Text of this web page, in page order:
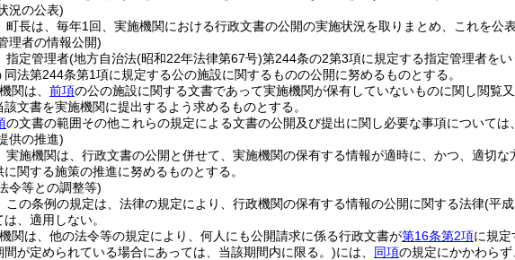
況の公表)
町長は、毎年1回、実施機関における行政文書の公開の実施状況を取りまとめ、これを公
理者の情報公開)
指定管理者(地方自治法(昭和22年法律第67号)第244条の2第3項に規定する指定管理者を
同法第244条第1項に規定する公の施設に関するものの公開に努めるものとする。
関は、 前項の公の施設に関する文書であって実施機関が保有していないものに関し閲覧
該文書を実施機関に提出するよう求めるものとする。
の文書の範囲その他これらの規定による文書の公開及び提出に関し必要な事項については
供の推進)
実施機関は、行政文書の公開と併せて、実施機関の保有する情報が適時に、かつ、適切
に関する施策の推進に努めるものとする。
令等との調整等)
この条例の規定は、法律の規定により、行政機関の保有する情報の公開に関する法律(平
、適用しない。
関は、他の法令等の規定により、何人にも公開請求に係る行政文書が第16条第2項に規
間が定められている場合にあっては、当該期間内に限る。)には、 同項の規定にかかわら